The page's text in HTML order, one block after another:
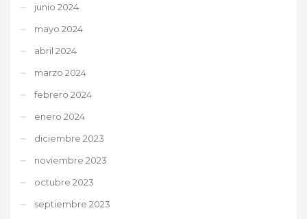
junio 2024
mayo 2024
abril 2024
marzo 2024
febrero 2024
enero 2024
diciembre 2023
noviembre 2023
octubre 2023
septiembre 2023